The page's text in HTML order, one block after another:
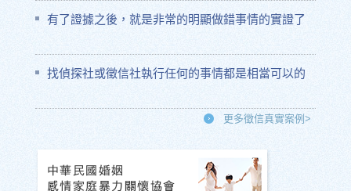
有了證據之後，就是非常的明顯做錯事情的實證了
找偵探社或徵信社執行任何的事情都是相當可以的
更多徵信真實案例>